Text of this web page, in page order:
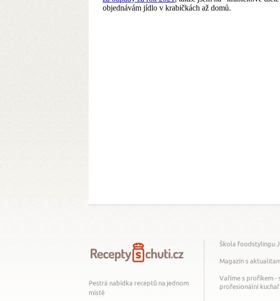
Pestrá nabídka receptů na jednom
místě
Škola foodstylingu
Magazín s
Vaříme s profíkem -
profesionální